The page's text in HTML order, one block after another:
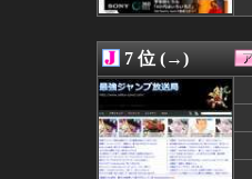
08/06 21:00
08/06 21:00
08/06 20:59
08/06 20:29
08/06 20:18
08/06 20:05
08/06 20:02
08/06 20:00
7 位 (→)